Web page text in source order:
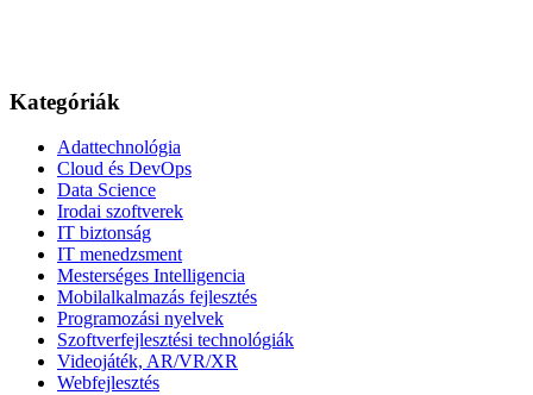
Kategóriák
Adattechnológia
Cloud és DevOps
Data Science
Irodai szoftverek
IT biztonság
IT menedzsment
Mesterséges Intelligencia
Mobilalkalmazás fejlesztés
Programozási nyelvek
Szoftverfejlesztési technológiák
Videojáték, AR/VR/XR
Webfejlesztés